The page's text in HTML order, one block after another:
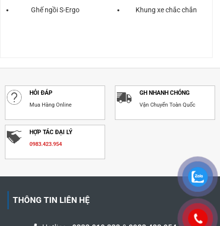
Ghế ngồi S-Ergo
Khung xe chắc chắn
HỎI ĐÁP
Mua Hàng Online
GH NHANH CHÓNG
Vận Chuyển Toàn Quốc
HỢP TÁC ĐẠI LÝ
0983.423.954
THÔNG TIN LIÊN HỆ